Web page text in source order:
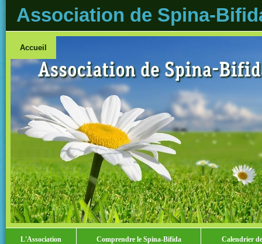
Association de Spina-
Accueil
L'Association Comprendre le Spina-Bifida Calendrier